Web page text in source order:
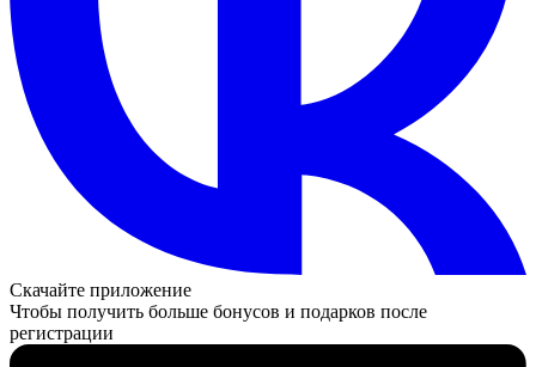
Скачайте приложение
Чтобы получить больше бонусов и подарков после
регистрации